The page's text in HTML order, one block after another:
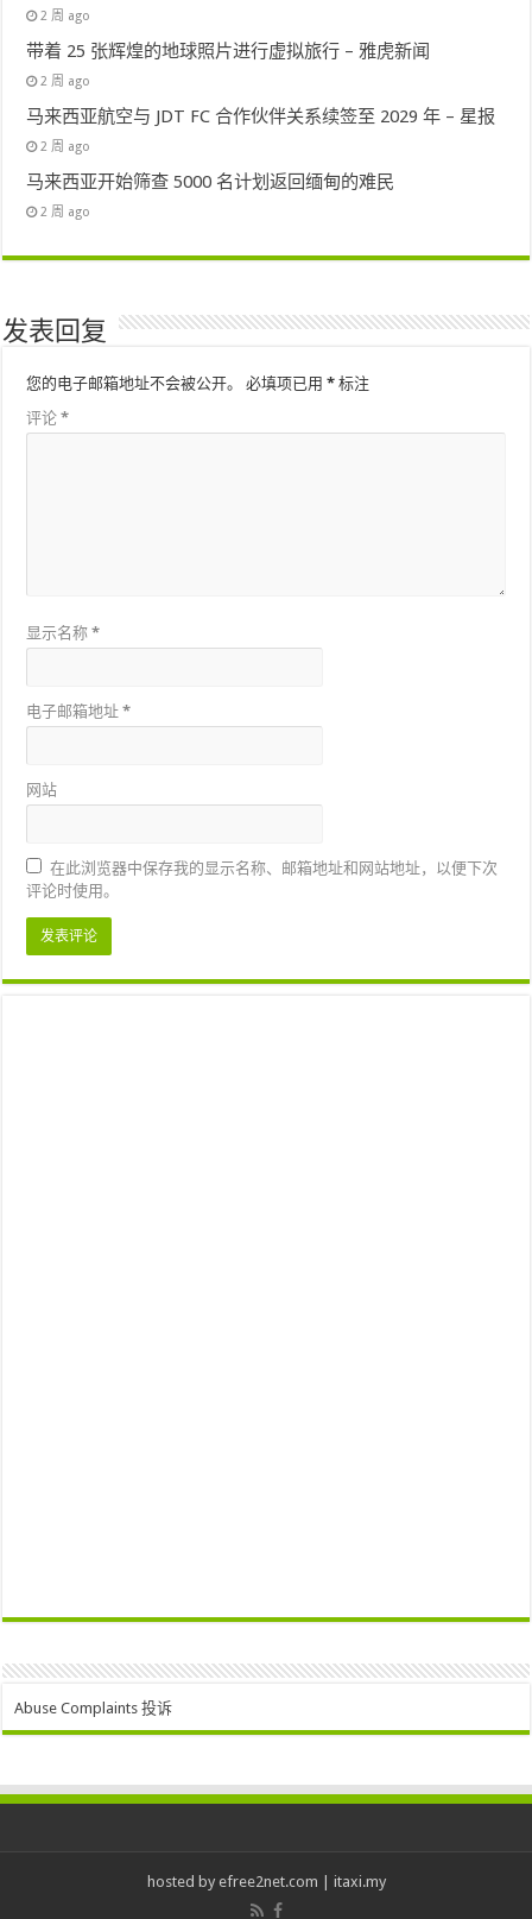
2 周 ago
带着 25 张辉煌的地球照片进行虚拟旅行 – 雅虎新闻
2 周 ago
马来西亚航空与 JDT FC 合作伙伴关系续签至 2029 年 – 星报
2 周 ago
马来西亚开始筛查 5000 名计划返回缅甸的难民
2 周 ago
发表回复
您的电子邮箱地址不会被公开。 必填项已用* 标注
评论*
显示名称*
电子邮箱地址*
网站
在此浏览器中保存我的显示名称、邮箱地址和网站地址，以便下次
评论时使用。
Abuse Complaints 投诉
hosted by efree2net.com | itaxi.my